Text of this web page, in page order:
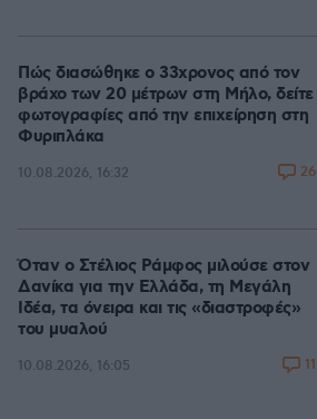
Πώς διασώθηκε ο 33χρονος από τον
βράχο των 20 μέτρων στη Μήλο, δείτε
φωτογραφίες από την επιχείρηση στη
Φυριπλάκα
10.08.2026, 16:32 26
Όταν ο Στέλιος Ράμφος μιλούσε στον
Δανίκα για την Ελλάδα, τη Μεγάλη
Ιδέα, τα όνειρα και τις «διαστροφές»
του μυαλού
10.08.2026, 16:05 11